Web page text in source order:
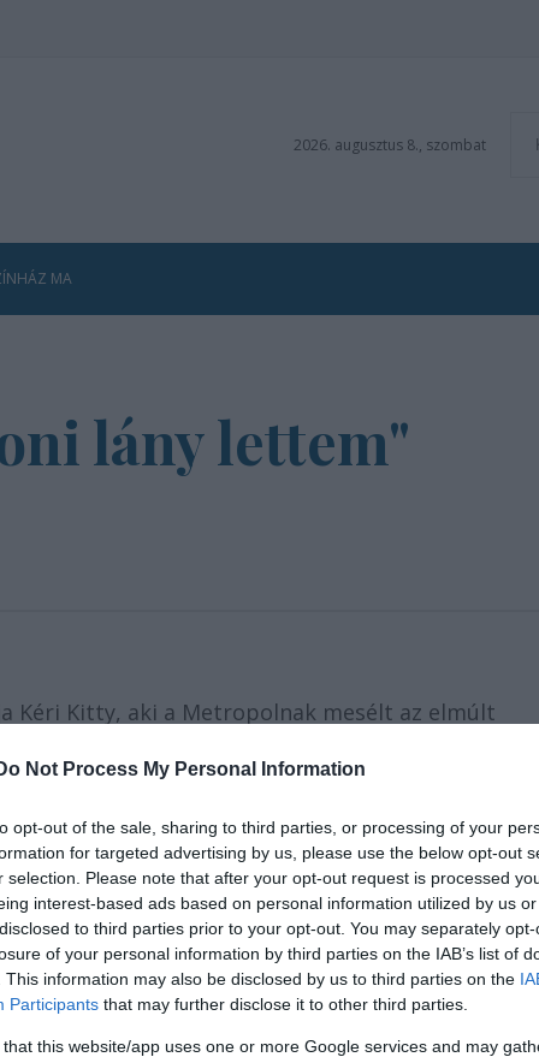
Not Process My Personal Information
opt-out of the sale, sharing to third parties, or processing of your
for targeted advertising by us, please use the below opt-out
selection. Please note that after your opt-out request is processed
interest-based ads based on personal information utilized by us
to third parties prior to your opt-out. You may separately
of your personal information by third parties on the IAB’s list of
This information may also be disclosed by us to third parties on the
Participants that may further disclose it to other third parties.
that this website/app uses one or more Google services and may
2026. augusztus 8., szombat
MA
lány lettem"
Kéri Kitty, aki a Metropolnak mesélt az elmúlt
csinálni, Kéri Kitty úgy felelt: “Rengeteg munkával
mutatta be a Jeanne d’Arc-ot a
hanem nézőteret kellett építeni. De lesz
maga a Balaton, Pörköltészet a Blaha
Vaszary Villa, a Balaton Szabadidő és
Rendkívül mobilisak vagyunk, így próbálunk
el a színész-rendező. Arról számolt be, hogy a
van benne koncert, balett, színházi előadás